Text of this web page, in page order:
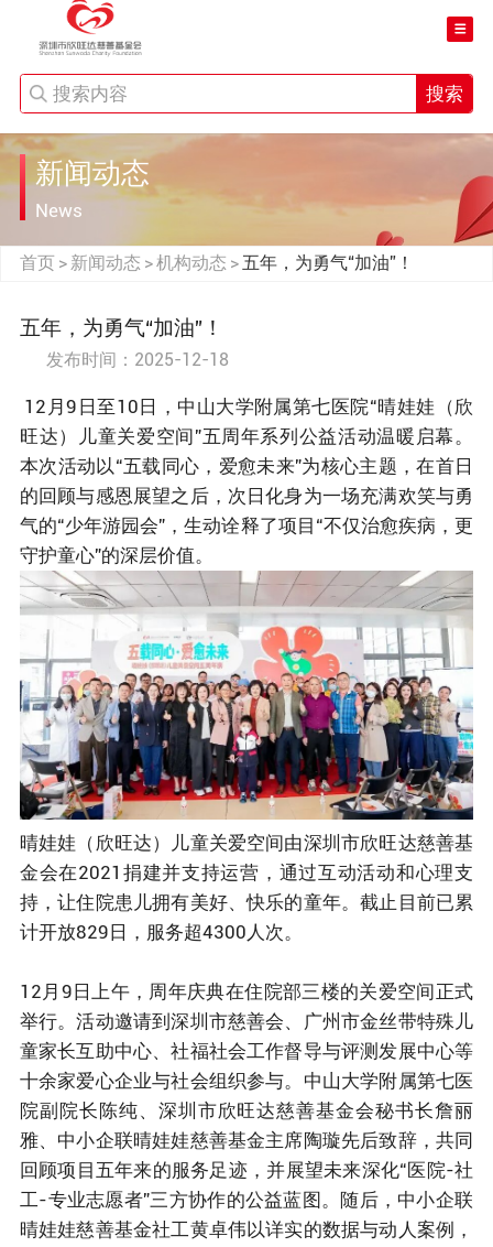
搜索
新闻动态
News
首页 > 新闻动态 >机构动态 >五年，为勇气“加油”！
五年，为勇气“加油”！
发布时间：2025-12-18
12月9日至10日，中山大学附属第七医院“晴娃娃（欣
旺达）儿童关爱空间”五周年系列公益活动温暖启幕。
本次活动以“五载同心，爱愈未来”为核心主题，在首日
的回顾与感恩展望之后，次日化身为一场充满欢笑与勇
气的“少年游园会”，生动诠释了项目“不仅治愈疾病，更
守护童心”的深层价值。
晴娃娃（欣旺达）儿童关爱空间由深圳市欣旺达慈善基
金会在2021捐建并支持运营，通过互动活动和心理支
持，让住院患儿拥有美好、快乐的童年。截止目前已累
计开放829日，服务超4300人次。
12月9日上午，周年庆典在住院部三楼的关爱空间正式
举行。活动邀请到深圳市慈善会、广州市金丝带特殊儿
童家长互助中心、社福社会工作督导与评测发展中心等
十余家爱心企业与社会组织参与。中山大学附属第七医
院副院长陈纯、深圳市欣旺达慈善基金会秘书长詹丽
雅、中小企联晴娃娃慈善基金主席陶璇先后致辞，共同
回顾项目五年来的服务足迹，并展望未来深化“医院-社
工-专业志愿者”三方协作的公益蓝图。随后，中小企联
晴娃娃慈善基金社工黄卓伟以详实的数据与动人案例，